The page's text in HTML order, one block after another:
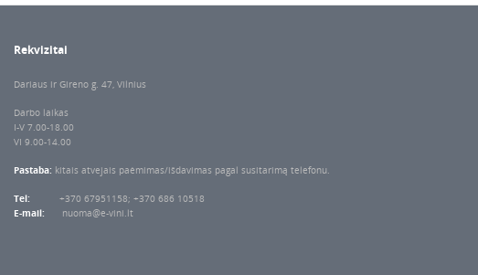
Rekvizitai
Dariaus ir Gireno g. 47, Vilnius
Darbo laikas
I-V 7.00-18.00
VI 9.00-14.00
Pastaba: kitais atvejais paėmimas/išdavimas pagal susitarimą telefonu.
Tel:
+370 67951158; +370 686 10518
E-mail:
nuoma@e-vini.lt